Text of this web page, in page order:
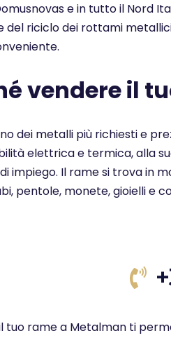
e in tutto il Nord
del riciclo dei rottami
vendere il
dei metalli più richiesti e
elettrica e termica, alla
impiego. Il rame si trova in
pentole, monete, gioielli e
tuo rame a Metalman ti